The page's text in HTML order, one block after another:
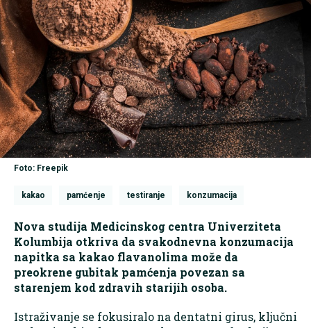
Foto: Freepik
kakao pamćenje testiranje konzumacija
Nova studija Medicinskog centra Univerziteta
Kolumbija otkriva da svakodnevna konzumacija
napitka sa kakao flavanolima može da
preokrene gubitak pamćenja povezan sa
starenjem kod zdravih starijih osoba.
Istraživanje se fokusiralo na dentatni girus, ključni